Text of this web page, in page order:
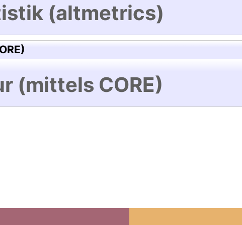
(altmetrics)
(mittels CORE)